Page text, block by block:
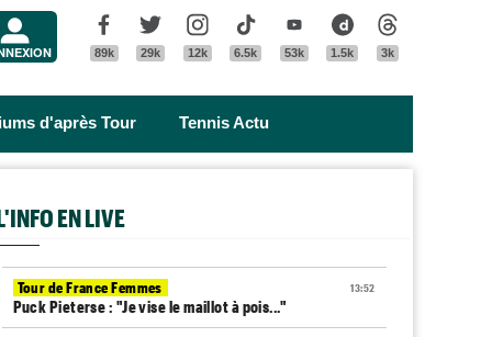
Facebook
89k
Twitter
29k
Instagram
12k
Tik Tok
6.5k
Youtube
53k
Dailymotion
1.5k 3k
d'après Tour Tennis Actu
EN LIVE
13:52
Tour de France Femmes
Puck Pieterse : "Je vise le maillot à pois..."